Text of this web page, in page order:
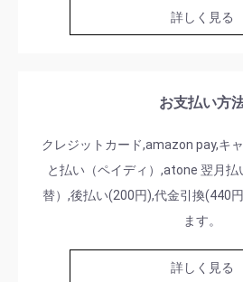
詳しく見る
お支払い方
クレジットカード,amazon pay,キ
と払い（ペイディ）,atone 翌月
替）,後払い(200円),代金引換(440
ます。
詳しく見る